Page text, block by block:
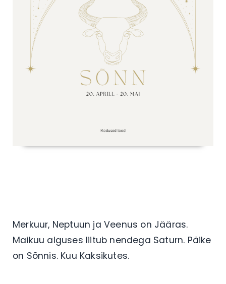
Merkuur, Neptuun ja Veenus on Jääras.
Maikuu alguses liitub nendega Saturn. Päike
on Sõnnis. Kuu Kaksikutes.